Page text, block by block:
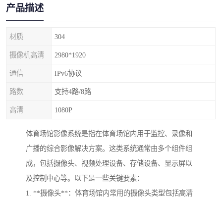
产品描述
材质 304
摄像机高清 2980*1920
通信 IPv6协议
路数 支持4路/8路
高清 1080P
体育场馆影像系统是指在体育场馆内用于监控、录像和
广播的综合影像解决方案。这类系统通常由多个组件组
成，包括摄像头、视频处理设备、存储设备、显示屏以
及控制中心等。以下是一些关键要素：
1. **摄像头**：体育场馆内常用的摄像头类型包括高清